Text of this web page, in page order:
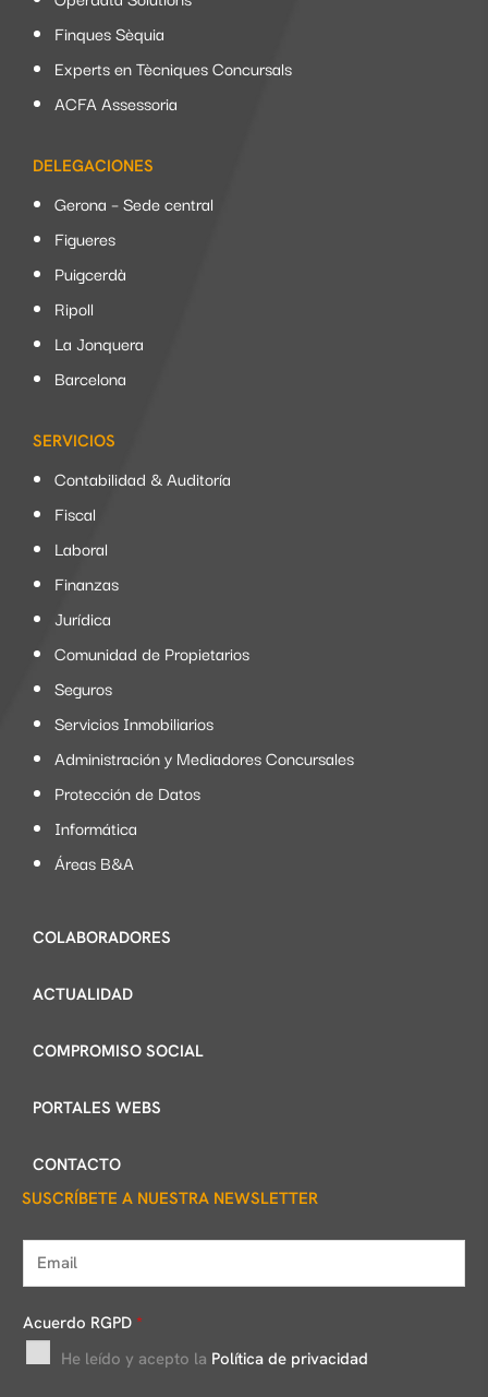
Finques Sèquia
Experts en Tècniques Concursals
ACFA Assessoria
DELEGACIONES
Gerona – Sede central
Figueres
Puigcerdà
Ripoll
La Jonquera
Barcelona
SERVICIOS
Contabilidad & Auditoría
Fiscal
Laboral
Finanzas
Jurídica
Comunidad de Propietarios
Seguros
Servicios Inmobiliarios
Administración y Mediadores Concursales
Protección de Datos
Informática
Áreas B&A
COLABORADORES
ACTUALIDAD
COMPROMISO SOCIAL
PORTALES WEBS
CONTACTO
SUSCRÍBETE A NUESTRA NEWSLETTER
m
a
l
Acuerdo RGPD *
He leído y acepto la Política de privacidad